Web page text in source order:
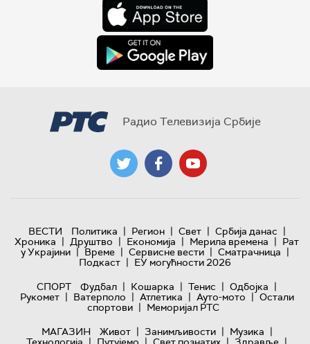
Радио Телевизија Србије
ВЕСТИ Политика | Регион | Свет | Србија данас |
Хроника | Друштво | Економија | Мерила времена | Рат
у Украјини | Време | Сервисне вести | Сматрачница |
Подкаст | ЕУ могућности 2026
СПОРТ
Фудбал | Кошарка | Тенис | Одбојка |
Рукомет | Ватерполо | Атлетика | Ауто-мото | Остали
спортови | Меморијал РТС
МАГАЗИН
Живот | Занимљивости | Музика |